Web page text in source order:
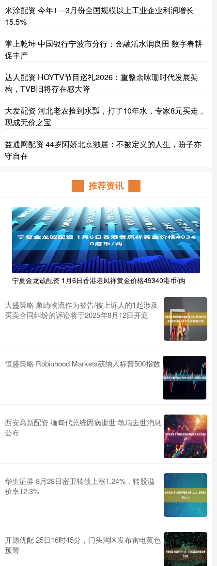
米涂配资 今年1—3月份全国规模以上工业企业利润增长
15.5%
掌上乾坤 中国银行宁波市分行：金融活水润良田 数字春耕
促丰产
达人配资 HOYTV节目巡礼2026：重整余咏珊时代发展架
构，TVB旧将存在感大降
大发配资 河北老农捡到水瓢，打了10年水，专家8元买走，
现成无价之宝
益通网配资 44岁阿娇北京独居：不被定义的人生，盼子亦
守自在
推荐资讯
宁夏金龙诚配资 1月6日香港老凤祥黄金价格49340港币/两
大盛策略 象屿物流作为被告/被上诉人的1起涉及
买卖合同纠纷的诉讼将于2025年8月12日开庭
恒盛策略 Robinhood Markets获纳入标普500指数
西安高新配资 缅甸代总统因病逝世 敏瑞去世消息
公布
华生证券 8月28日密卫转债上涨1.24%，转股溢
价率12.3%
开源优配 25日16时45分，门头沟区发布雷电黄色
预警